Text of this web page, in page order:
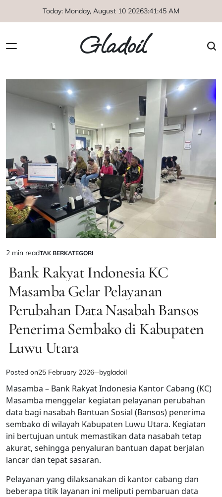
Today: Monday, August 10 20263:41:46 AM
Gladoil
Estimated
read
time
2 min readPOSTED
TAK BERKATEGORI
Bank Rakyat Indonesia KC
Masamba Gelar Pelayanan
Perubahan Data Nasabah Bansos
Penerima Sembako di Kabupaten
Luwu Utara
Posted on25 February 2026 bygladoil
Masamba – Bank Rakyat Indonesia Kantor Cabang (KC)
Masamba menggelar kegiatan pelayanan perubahan
data bagi nasabah Bantuan Sosial (Bansos) penerima
sembako di wilayah Kabupaten Luwu Utara. Kegiatan
ini bertujuan untuk memastikan data nasabah tetap
akurat, sehingga penyaluran bantuan dapat berjalan
lancar dan tepat sasaran.
Pelayanan yang dilaksanakan di kantor cabang dan
beberapa titik layanan ini meliputi pembaruan data